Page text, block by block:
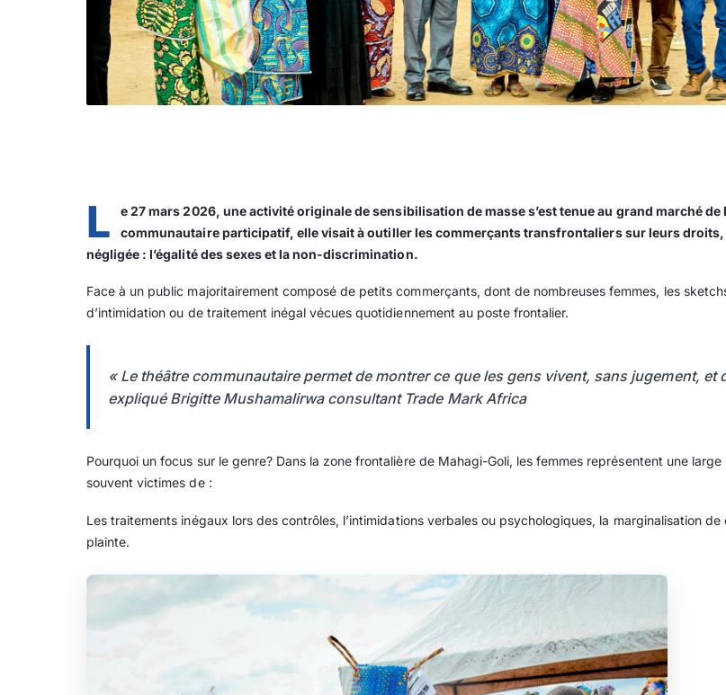
L
e 27 mars 2026, une activité originale de sensibilisation de masse s’est tenue au grand marché
communautaire participatif, elle visait à outiller les commerçants transfrontaliers sur leurs
négligée : l’égalité des sexes et la non-discrimination.
Face à un public majoritairement composé de petits commerçants, dont de nombreuses femmes, les
d’intimidation ou de traitement inégal vécues quotidiennement au poste frontalier.
« Le théâtre communautaire permet de montrer ce que les gens vivent, sans jugement,
expliqué Brigitte Mushamalirwa consultant Trade Mark Africa
Pourquoi un focus sur le genre? Dans la zone frontalière de Mahagi-Goli, les femmes représentent une
souvent victimes de :
Les traitements inégaux lors des contrôles, l’intimidations verbales ou psychologiques, la marginalisation
plainte.